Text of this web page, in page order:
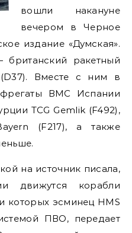
вошли накануне
вечером в Черное
издание «Думская».
ракетный
Вместе с ним в
ВМС Испании
TCG Gemlik (F492),
(F217), а также
на источник писала,
движутся корабли
которых эсминец HMS
ПВО, передает